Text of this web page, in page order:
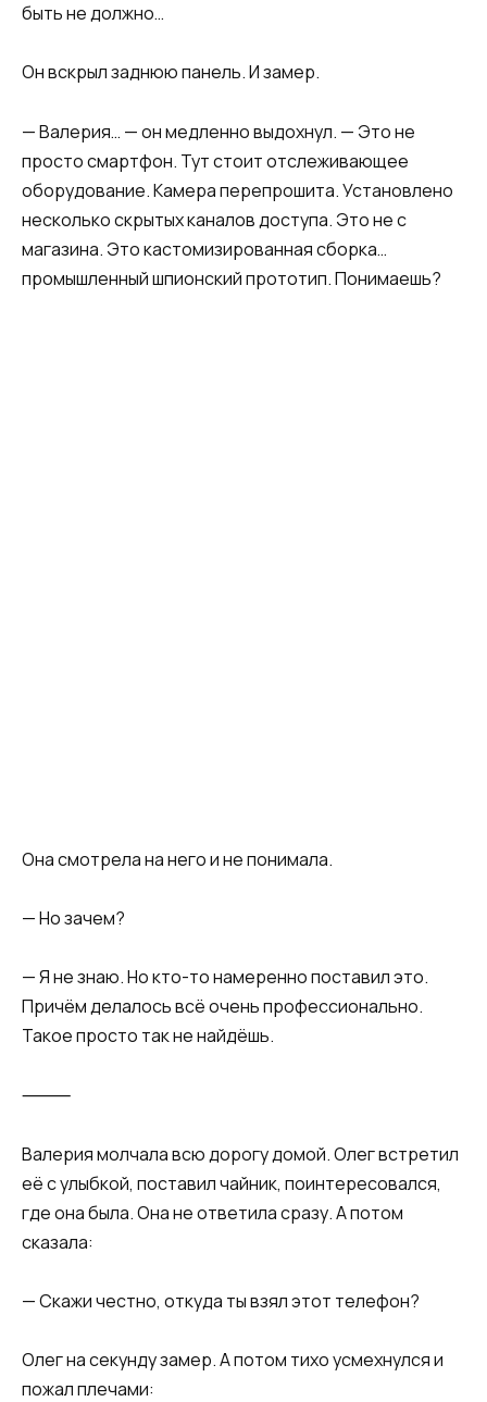
быть не должно…
Он вскрыл заднюю панель. И замер.
— Валерия… — он медленно выдохнул. — Это не
просто смартфон. Тут стоит отслеживающее
оборудование. Камера перепрошита. Установлено
несколько скрытых каналов доступа. Это не с
магазина. Это кастомизированная сборка…
промышленный шпионский прототип. Понимаешь?
Она смотрела на него и не понимала.
— Но зачем?
— Я не знаю. Но кто-то намеренно поставил это.
Причём делалось всё очень профессионально.
Такое просто так не найдёшь.
⸻
Валерия молчала всю дорогу домой. Олег встретил
её с улыбкой, поставил чайник, поинтересовался,
где она была. Она не ответила сразу. А потом
сказала:
— Скажи честно, откуда ты взял этот телефон?
Олег на секунду замер. А потом тихо усмехнулся и
пожал плечами: